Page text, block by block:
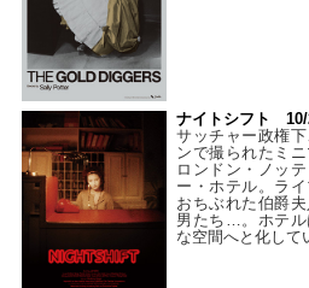
ナイトシフト 10/
サッチャー政権
ンで撮られたミ
ロンドン・ノッ
ー・ホテル。ラ
おちぶれた伯爵
男たち…。ホテル
な空間へと化して